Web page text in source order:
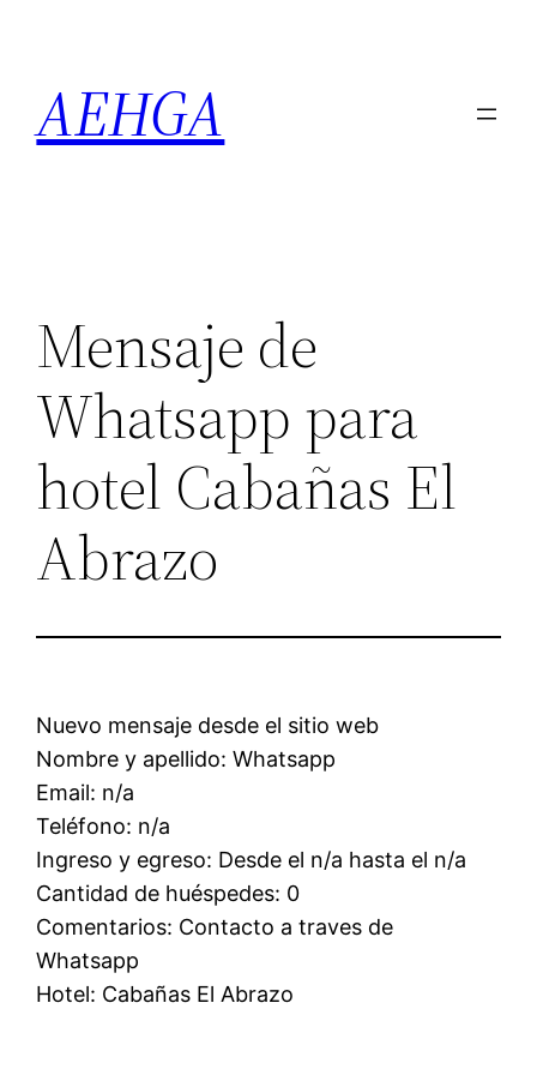
contenido
AEHGA
Mensaje de
Whatsapp para
hotel Cabañas El
Abrazo
Nuevo mensaje desde el sitio web
Nombre y apellido: Whatsapp
Email: n/a
Teléfono: n/a
Ingreso y egreso: Desde el n/a hasta el n/a
Cantidad de huéspedes: 0
Comentarios: Contacto a traves de
Whatsapp
Hotel: Cabañas El Abrazo